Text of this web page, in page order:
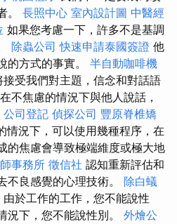
。 長照中心 室內設計圖 中醫經
如果您考慮一下，許多不是基調
除蟲公司 快速申請泰國簽證 他
的方式的事實。 半自動咖啡機
接受我們對主題，信念和對話語
不焦慮的情況下與他人說話，
公司登記 偵探公司 豐原脊椎矯
情況下，可以使用幾種程序，在
的焦慮會導致極端維度或極大地
事務所 徵信社 認知重新評估和
不良感覺的心理技術。 除白蟻
由於工作的工作，您不能說性
況下，您不能說性別。 外燴公